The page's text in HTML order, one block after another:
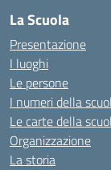
La Scuola
Presentazione
I luoghi
Le persone
I numeri della
Le carte della
Organizzazione
La storia